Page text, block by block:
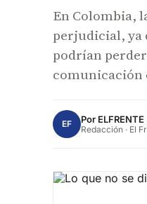
En Colombia,
perjudicial, ya
podrían
comunicación
EF Por ELFRENTE
Redacción · El